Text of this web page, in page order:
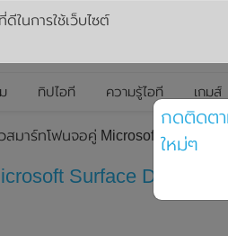
ทิปไอที ความรู้ไอที เกมส์
สมาร์ทโฟนจอคู่ Microsoft Surface
Surface Duo เป็นไ
ในการใช้เว็บไซต์
กดติดตา
ใหม่ๆ